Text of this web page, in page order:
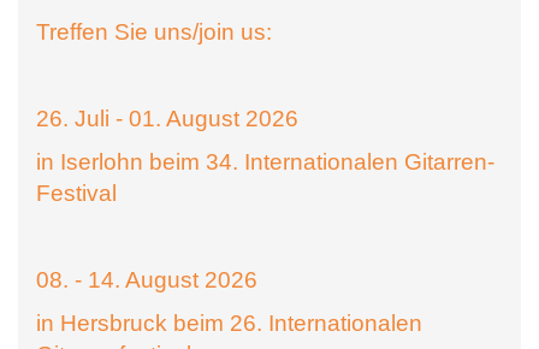
Treffen Sie uns/join us:
26. Juli - 01. August 2026
in Iserlohn beim 34. Internationalen Gitarren-
Festival
08. - 14. August 2026
in Hersbruck beim 26. Internationalen